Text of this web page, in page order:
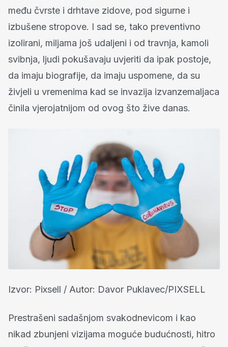
među čvrste i drhtave zidove, pod sigurne i
izbušene stropove. I sad se, tako preventivno
izolirani, miljama još udaljeni i od travnja, kamoli
svibnja, ljudi pokušavaju uvjeriti da ipak postoje,
da imaju biografije, da imaju uspomene, da su
živjeli u vremenima kad se invazija izvanzemaljaca
činila vjerojatnijom od ovog što žive danas.
Izvor: Pixsell / Autor: Davor Puklavec/PIXSELL
Prestrašeni sadašnjom svakodnevicom i kao
nikad zbunjeni vizijama moguće budućnosti, hitro